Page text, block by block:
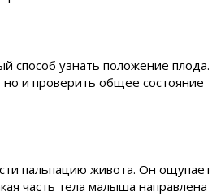
способ узнать положение плода.
и проверить общее состояние
пальпацию живота. Он ощупает
часть тела малыша направлена